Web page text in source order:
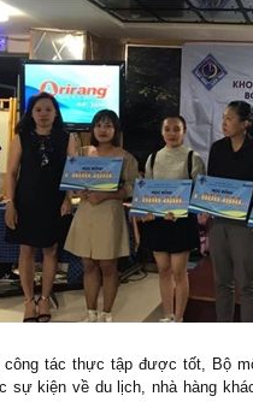
tác thực tập được tốt, Bộ
sự kiện về du lịch, nhà hàng